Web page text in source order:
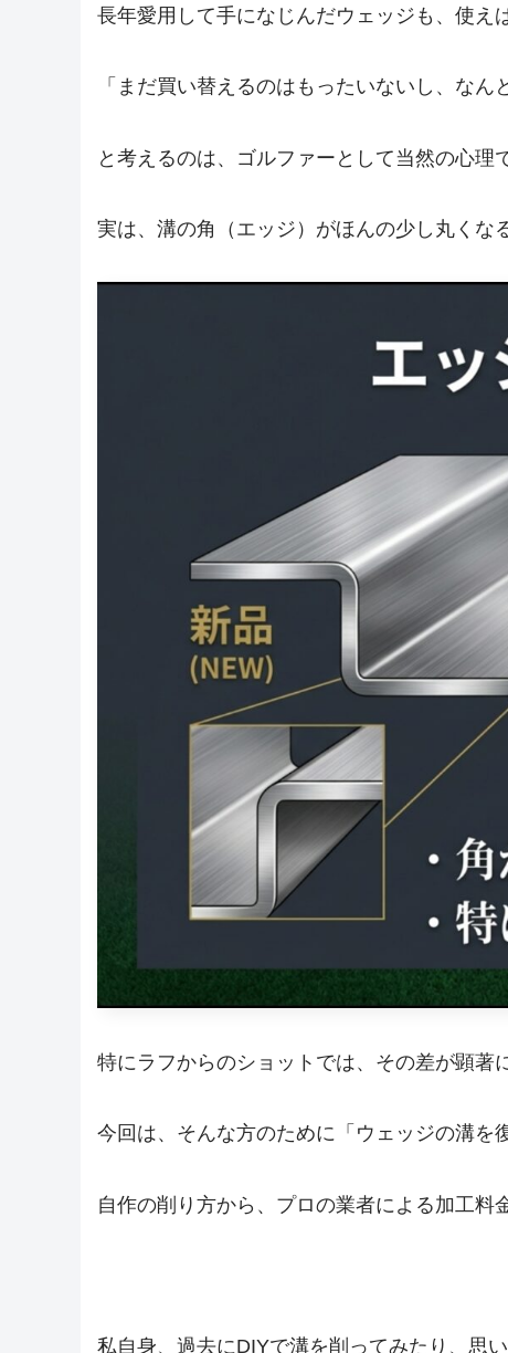
長年愛用して手になじんだウェッジも、使え
「まだ買い替えるのはもったいないし、なん
と考えるのは、ゴルファーとして当然の心理
実は、溝の角（エッジ）がほんの少し丸くな
特にラフからのショットでは、その差が顕著
今回は、そんな方のために「ウェッジの溝を
自作の削り方から、プロの業者による加工料
私自身、過去にDIYで溝を削ってみたり、思